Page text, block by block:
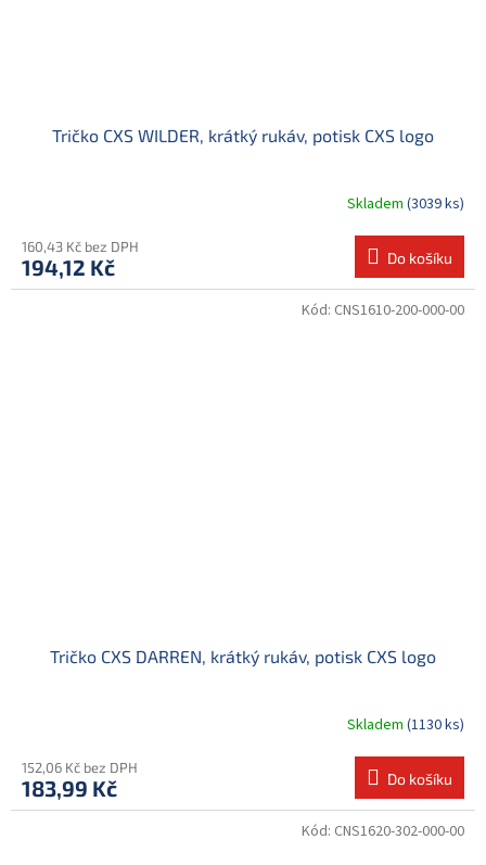
Tričko CXS WILDER, krátký rukáv, potisk CXS logo
Skladem (3039 ks)
160,43 Kč bez DPH
194,12 Kč Do košíku
Tričko CXS DARREN, krátký rukáv, potisk CXS logo
Skladem (1130 ks)
152,06 Kč bez DPH
183,99 Kč Do košíku
Kód: CNS1610-200-000-00
Kód: CNS1620-302-000-00